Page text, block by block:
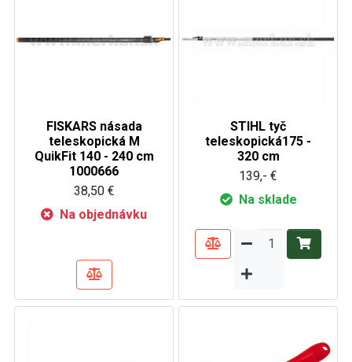
FISKARS násada
teleskopická M
QuikFit 140 - 240 cm
1000666
38,50 €
Na objednávku
STIHL tyč
teleskopická175 -
320 cm
139,- €
Na sklade